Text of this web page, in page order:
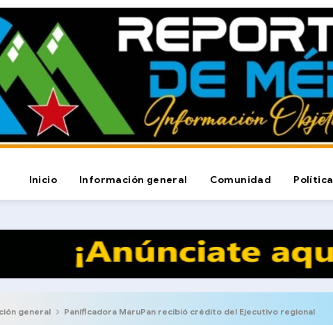
Inicio Información general Comunidad Política
general Panificadora MaruPan recibió crédito del Ejecutivo regional